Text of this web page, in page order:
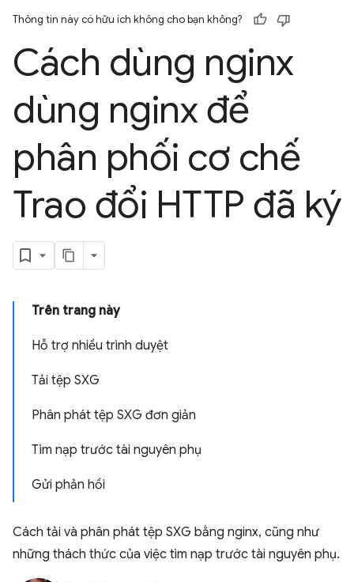
Thông tin này có hữu ích không cho bạn không?
Cách dùng nginx
dùng nginx để
phân phối cơ chế
Trao đổi HTTP đã ký
Trên trang này
Hỗ trợ nhiều trình duyệt
Tải tệp SXG
Phân phát tệp SXG đơn giản
Tìm nạp trước tài nguyên phụ
Gửi phản hồi
Cách tải và phân phát tệp SXG bằng nginx, cũng như
những thách thức của việc tìm nạp trước tài nguyên phụ.